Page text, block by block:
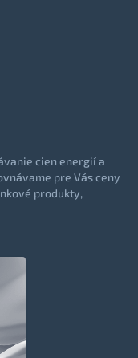
cien energií a
pre Vás ceny
produkty,